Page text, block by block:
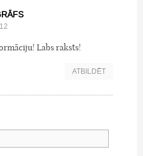
Labs raksts!
ATBILDĒT